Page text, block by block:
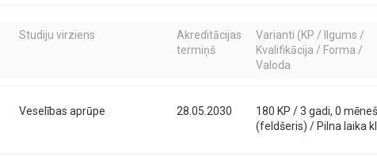
Studiju virziens
Akreditācijas
termiņš
Varianti (KP / Ilgums /
Kvalifikācija / Forma /
Valoda
Veselības aprūpe 28.05.2030
180 KP / 3 gadi, 0
(feldšeris) / Pilna laika